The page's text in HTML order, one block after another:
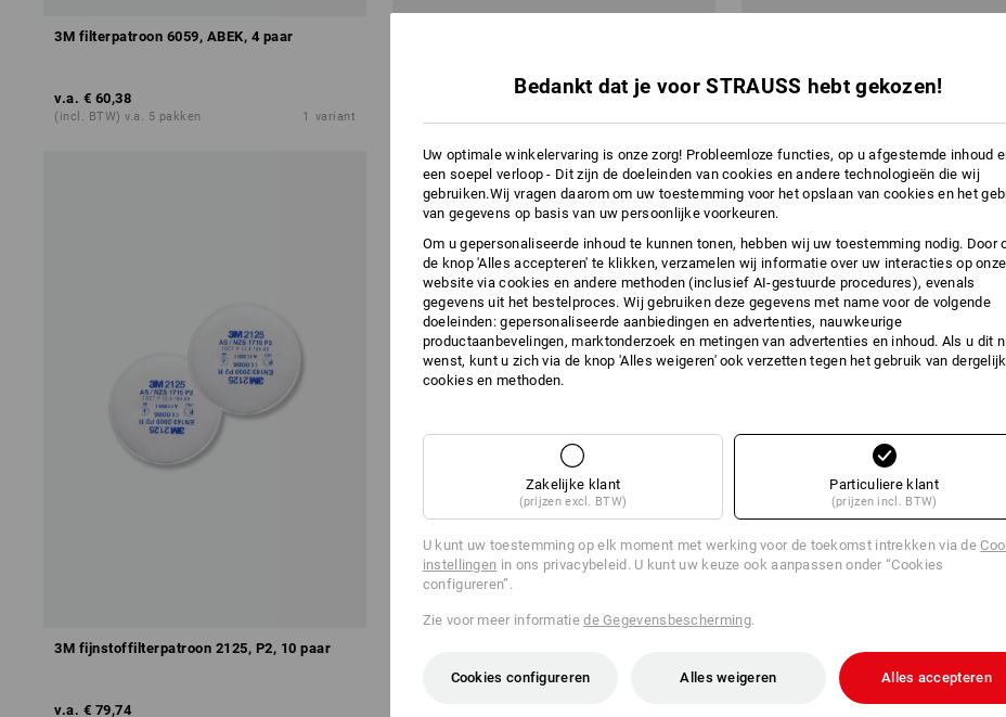
3M filterpatroon 6059, ABEK, 4 paar
v.a. € 60,38
(incl. BTW) v.a. 5 pakken 1 variant
v.a. € 84,58
3M fijnstoffilterpatroon 2125, P2, 10 paar
v.a. € 79,74
3M Vizierbeschermingsfolie 6885, 25
Bedankt dat je voor STRAUSS hebt gekozen!
Uw optimale winkelervaring is onze zorg! Probleemloze functies, op u afgestemde inhoud
een soepel verloop - Dit zijn de doeleinden van cookies en andere technologieën die wij
gebruiken.Wij vragen daarom om uw toestemming voor het opslaan van cookies en het
van gegevens op basis van uw persoonlijke voorkeuren.
Om u gepersonaliseerde inhoud te kunnen tonen, hebben wij uw toestemming nodig. Door
de knop 'Alles accepteren' te klikken, verzamelen wij informatie over uw interacties op onze
website via cookies en andere methoden (inclusief AI-gestuurde procedures), evenals
gegevens uit het bestelproces. Wij gebruiken deze gegevens met name voor de volgende
doeleinden: gepersonaliseerde aanbiedingen en advertenties, nauwkeurige
productaanbevelingen, marktonderzoek en metingen van advertenties en inhoud. Als u dit
wenst, kunt u zich via de knop 'Alles weigeren' ook verzetten tegen het gebruik van
cookies en methoden.
Zakelijke klant
(prijzen excl. BTW)
Particuliere klant
(prijzen incl. BTW)
U kunt uw toestemming op elk moment met werking voor de toekomst intrekken via de
instellingen in ons privacybeleid. U kunt uw keuze ook aanpassen onder “Cookies
configureren”.
Zie voor meer informatiede Gegevensbescherming.
Cookies configureren Alles weigeren Alles accepteren